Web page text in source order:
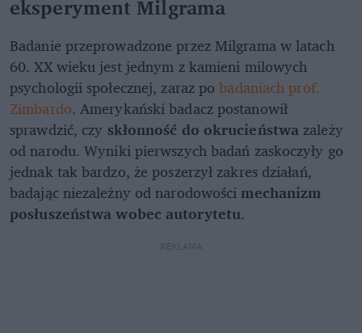
eksperyment Milgrama
Badanie przeprowadzone przez Milgrama w latach
60. XX wieku jest jednym z kamieni milowych
psychologii społecznej, zaraz pobadaniach prof.
Zimbardo. Amerykański badacz postanowił
sprawdzić, czy skłonność do okrucieństwa zależy
od narodu. Wyniki pierwszych badań zaskoczyły go
jednak tak bardzo, że poszerzył zakres działań,
badając niezależny od narodowościmechanizm
posłuszeństwa wobec autorytetu.
REKLAMA